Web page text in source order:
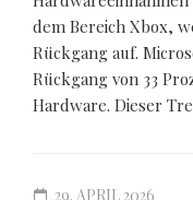
dem Bereich Xbox,
Rückgang auf.
Rückgang von 33
Hardware. Dieser
29. APRIL 2026